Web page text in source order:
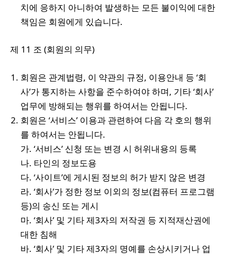
치에 응하지 아니하여 발생하는 모든 불이익에 대한
책임은 회원에게 있습니다.
제 11 조 (회원의 의무)
회원은 관계법령, 이 약관의 규정, 이용안내 등 ‘회
사’가 통지하는 사항을 준수하여야 하며, 기타 ‘회사’
업무에 방해되는 행위를 하여서는 안됩니다.
회원은 ‘서비스’ 이용과 관련하여 다음 각 호의 행위
를 하여서는 안됩니다.
가. ‘서비스’ 신청 또는 변경 시 허위내용의 등록
나. 타인의 정보도용
다. ‘사이트’에 게시된 정보의 허가 받지 않은 변경
라. ‘회사’가 정한 정보 이외의 정보(컴퓨터 프로그램
등)의 송신 또는 게시
마. ‘회사’ 및 기타 제3자의 저작권 등 지적재산권에
대한 침해
바. ‘회사’ 및 기타 제3자의 명예를 손상시키거나 업